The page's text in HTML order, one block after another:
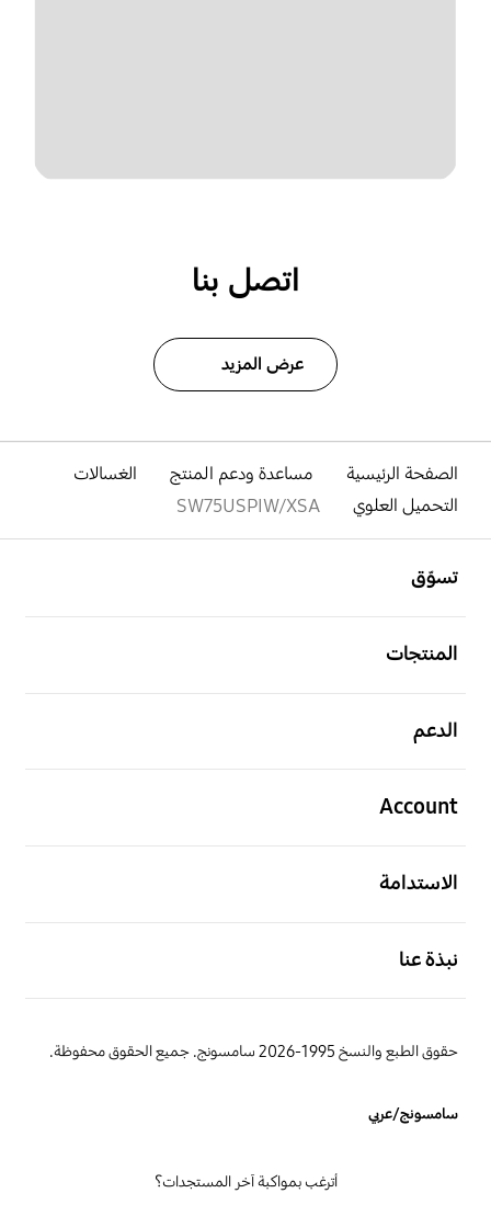
اتصل بنا
عرض المزيد
الصفحة الرئيسية مساعدة ودعم المنتج
الغسالات
التحميل العلوي
SW75USPIW/XSA
تسوّق
المنتجات
الدعم
Account
الاستدامة
نبذة عنا
حقوق الطبع والنسخ 1995-2026 سامسونج. جميع الحقوق محفوظة.
سامسونج/عربي
أترغب بمواكبة آخر المستجدات؟